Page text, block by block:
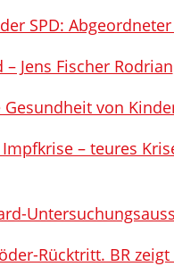
SPD:
Jens Fischer Rodrian
Gesundheit von
– teures
Rücktritt. BR